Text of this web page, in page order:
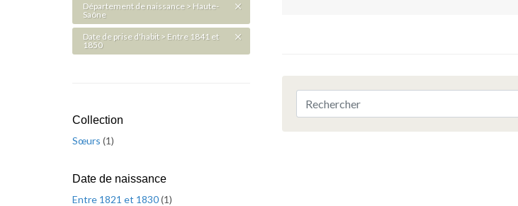
Département de naissance > Haute-
Saône
Date de prise d'habit > Entre 1841 et
1850
Collection
Sœurs (1)
Date de naissance
Entre 1821 et 1830(1)